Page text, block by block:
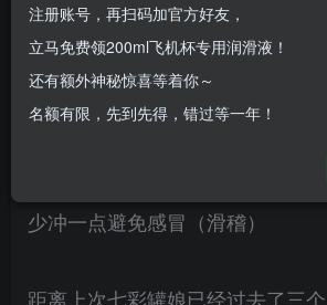
置做的比较突出，感官上刺激会略
更贴近肉色，太软了，适合喜欢慢
少冲一点避免感冒（滑稽）
距离上次七彩罐娘已经过去了三个
注册账号，再扫码加官方好友，
立马免费领200ml飞机杯专用润滑液！
还有额外神秘惊喜等着你～
名额有限，先到先得，错过等一年！